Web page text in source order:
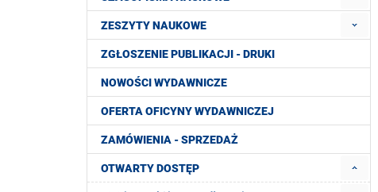
ZESZYTY NAUKOWE
ZGŁOSZENIE PUBLIKACJI - DRUKI
NOWOŚCI WYDAWNICZE
OFERTA OFICYNY WYDAWNICZEJ
ZAMÓWIENIA - SPRZEDAŻ
OTWARTY DOSTĘP